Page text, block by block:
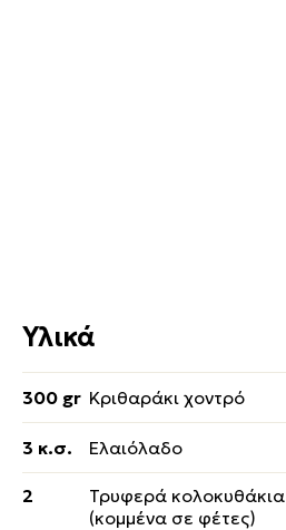
Υλικά
300 gr Κριθαράκι χοντρό
3 κ.σ. Ελαιόλαδο
2
Τρυφερά κολοκυθάκια
(κομμένα σε φέτες)